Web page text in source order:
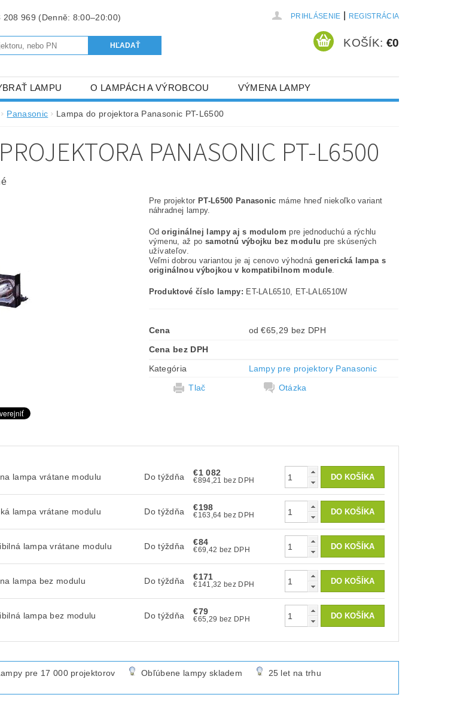
208 969 PRIHLÁSENIE REGISTRÁCIA
KOŠÍK: €0
LAMPU O LAMPÁCH A VÝROBCOU VÝMENA LAMPY
Panasonic Lampa do projektora Panasonic PT-L6500
PANASONIC PT-L6500
Pre projektor PT-L6500 Panasonic máme hneď niekoľko variant
náhradnej lampy.
Odoriginálnej lampy aj s modulom pre jednoduchú a rýchlu
výmenu, až po samotnú výbojku bez modulu pre skúsených
užívateľov.
Veľmi dobrou variantou je aj cenovo výhodná generická lampa s
originálnou výbojkou v kompatibilnom module.
Produktové číslo lampy: ET-LAL6510, ET-LAL6510W
Cena
od €65,29 bez DPH
Cena bez DPH
Kategória
Lampy pre projektory Panasonic
Tlač
Otázka
lampa vrátane modulu Do týždňa €1 082
€894,21 bez DPH
lampa vrátane modulu Do týždňa €198
€163,64 bez DPH
lampa vrátane modulu Do týždňa €84
€69,42 bez DPH
lampa bez modulu Do týždňa €171
€141,32 bez DPH
lampa bez modulu Do týždňa €79
€65,29 bez DPH
pre 17 000 projektorov Obľúbene lampy skladem 25 let na trhu